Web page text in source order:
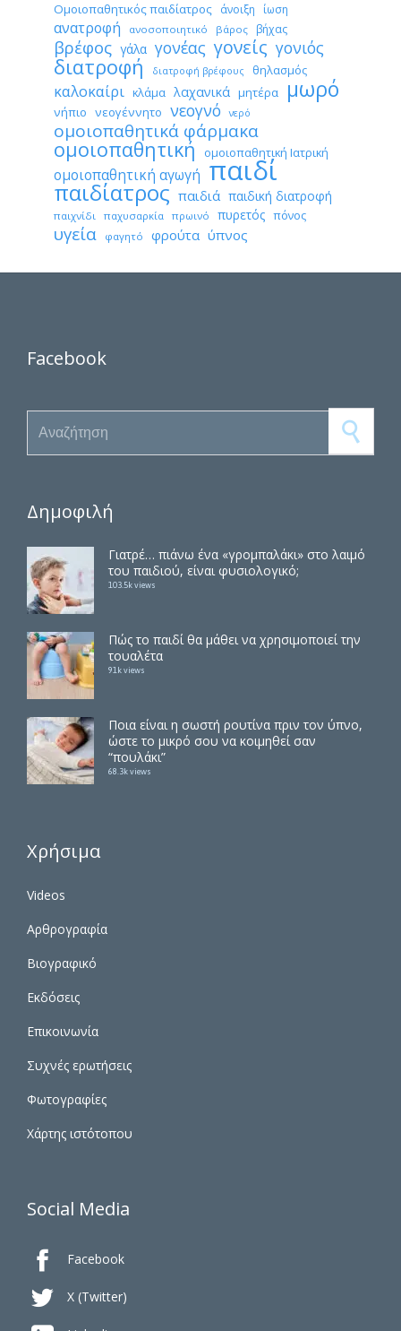
Ομοιοπαθητικός παιδίατρος άνοιξη ίωση
ανατροφή ανοσοποιητικό βάρος βήχας
βρέφος γάλα γονέας γονείς γονιός
διατροφή διατροφή βρέφους θηλασμός
καλοκαίρι κλάμα λαχανικά μητέρα μωρό
νήπιο νεογέννητο νεογνό νερό
ομοιοπαθητικά φάρμακα
ομοιοπαθητική ομοιοπαθητική Ιατρική
ομοιοπαθητική αγωγή παιδί
παιδίατρος παιδιά παιδική διατροφή
παιχνίδι παχυσαρκία πρωινό πυρετός πόνος
υγεία φαγητό φρούτα ύπνος
Facebook
Search for:
Δημοφιλή
Γιατρέ… πιάνω ένα «γρομπαλάκι» στο λαιμό
του παιδιού, είναι φυσιολογικό;
103.5k views
Πώς το παιδί θα μάθει να χρησιμοποιεί την
τουαλέτα
91k views
Ποια είναι η σωστή ρουτίνα πριν τον ύπνο,
ώστε το μικρό σου να κοιμηθεί σαν
“πουλάκι”
68.3k views
Χρήσιμα
Videos
Αρθρογραφία
Βιογραφικό
Εκδόσεις
Επικοινωνία
Συχνές ερωτήσεις
Φωτογραφίες
Χάρτης ιστότοπου
Social Media
 Facebook
 X (Twitter)